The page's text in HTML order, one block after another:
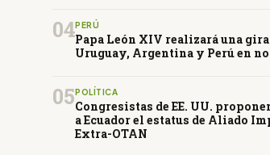
04PERÚ
Papa León XIV realizará una
Uruguay, Argentina y Perú en
05 POLÍTICA
Congresistas de EE. UU.
a Ecuador el estatus de Aliado
Extra-OTAN